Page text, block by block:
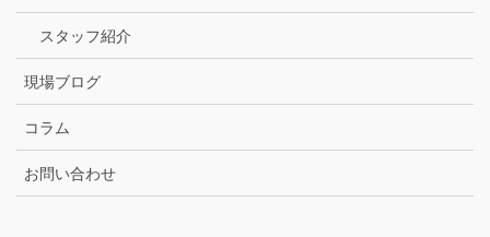
スタッフ紹介
現場ブログ
コラム
お問い合わせ